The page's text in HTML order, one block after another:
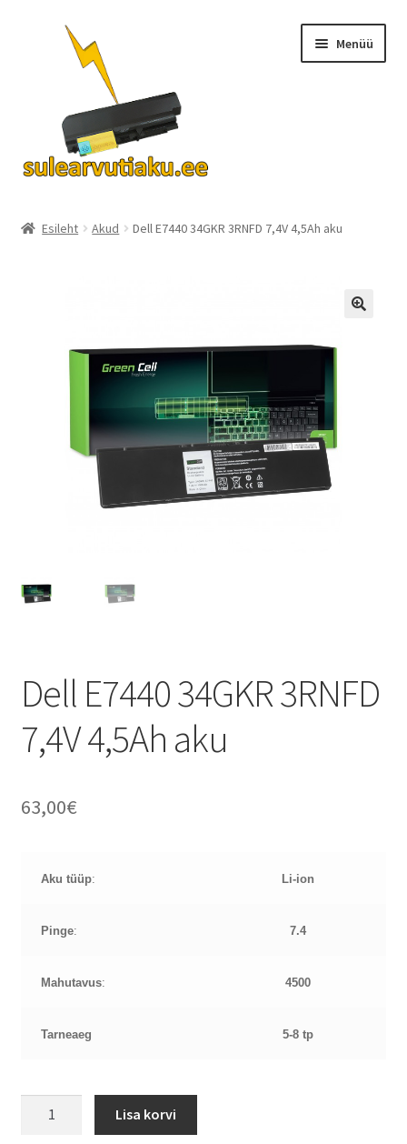
navigeerimisele
Menüü
Kontakt
Esileht Akud Dell E7440 34GKR 3RNFD 7,4V 4,5Ah aku
Dell E7440 34GKR 3RNFD
7,4V 4,5Ah aku
63,00€
Aku tüüp: Li-ion
Pinge: 7.4
Mahutavus: 4500
Tarneaeg 5-8 tp
Lisa korvi